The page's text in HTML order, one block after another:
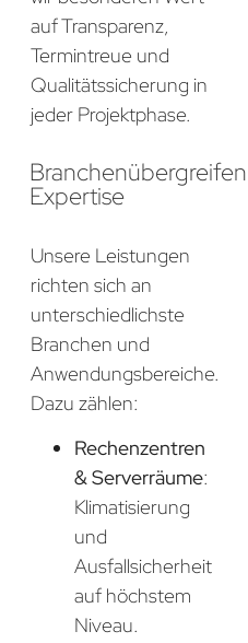
auf Transparenz,
Termintreue und
Qualitätssicherung in
jeder Projektphase.
Expertise
Unsere Leistungen
richten sich an
unterschiedlichste
Branchen und
Anwendungsbereiche.
Dazu zählen:
Rechenzentren
& Serverräume:
Klimatisierung
und
Ausfallsicherheit
auf höchstem
Niveau.